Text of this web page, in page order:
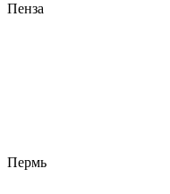
Пенза
Пермь